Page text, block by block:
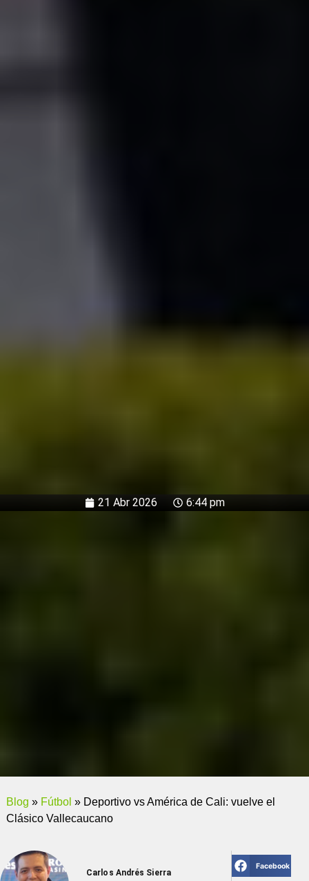
21 Abr 2026 6:44 pm
Blog » Fútbol » Deportivo vs América de Cali: vuelve el
Clásico Vallecaucano
Carlos Andrés Sierra
Facebook